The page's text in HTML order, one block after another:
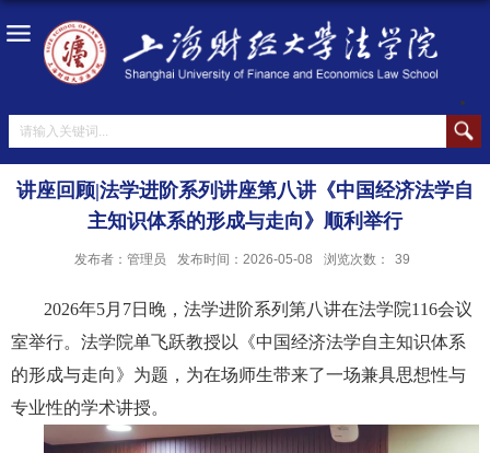
讲座回顾|法学进阶系列讲座第八讲《中国经济法学自
主知识体系的形成与走向》顺利举行
发布者：管理员 发布时间：2026-05-08 浏览次数： 39
2026年5月7日晚，法学进阶系列第八讲在法学院116会议
室举行。法学院单飞跃教授以《中国经济法学自主知识体系
的形成与走向》为题，为在场师生带来了一场兼具思想性与
专业性的学术讲授。